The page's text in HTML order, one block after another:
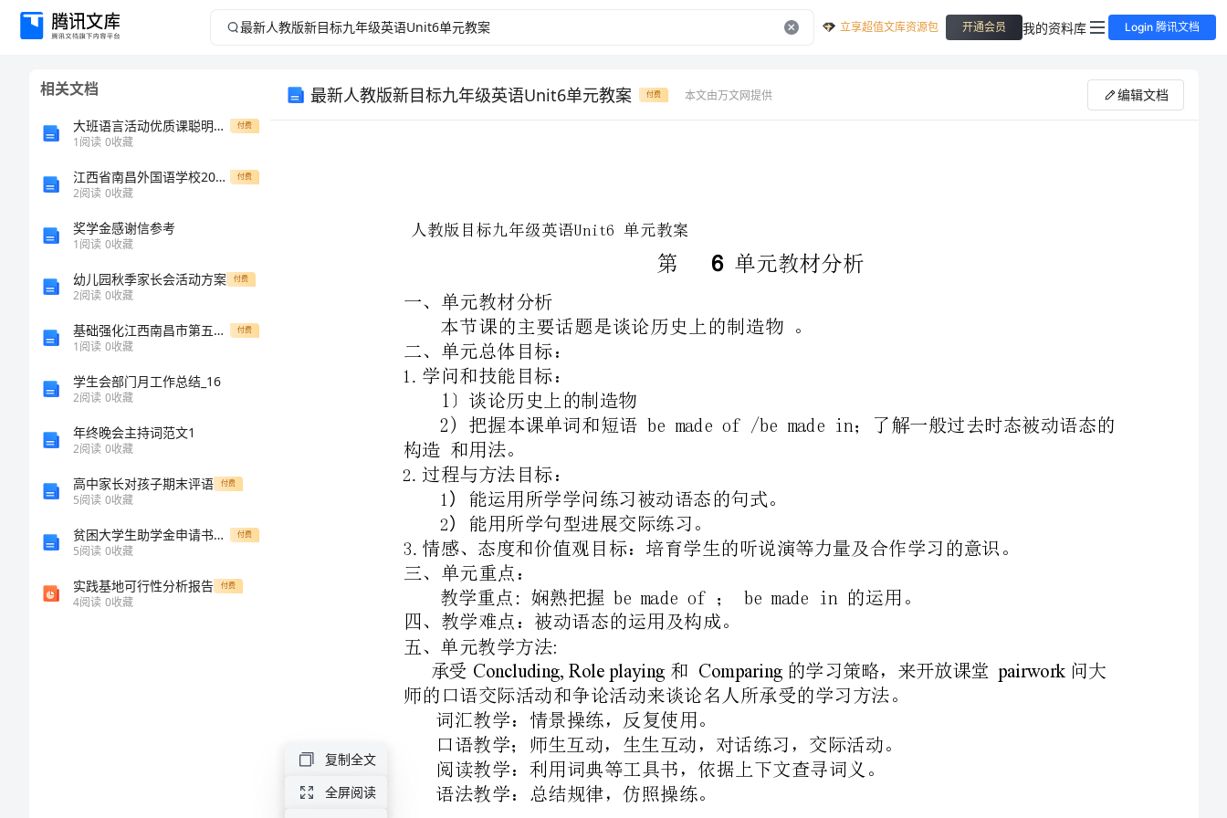
最
Unit6
立享超值文库资源包 开通会员 我的资料库 Login 腾讯文档
相关文档
大班语言活动优质课聪明的乌龟教案反思 付费
1阅读 0收藏
江西省南昌外国语学校2024年物理高一上册期末综合测试模拟试题含解析 付费
2阅读 0收藏
奖学金感谢信参考
1阅读 0收藏
幼儿园秋季家长会活动方案 付费
2阅读 0收藏
基础强化江西南昌市第五中学实验学校数学人教版七年级下册数据的收集、整理与描述综合练习试卷（解析版含答案） 付费
1阅读 0收藏
学生会部门月工作总结_16
2阅读 0收藏
年终晚会主持词范文1
2阅读 0收藏
高中家长对孩子期末评语 付费
5阅读 0收藏
贫困大学生助学金申请书范文 付费
5阅读 0收藏
实践基地可行性分析报告 付费
4阅读 0收藏
最新人教版新目标九年级英语Unit6单元教案 付费 本文由万文网提供 编辑文档
1.
2.
1）
2）
3.
Concluding,Role
承受
人教版目标九年级英语 单元教案
Unit6
把握本课单词和短语
构造和用法。
过程与方法目标：
能运用所学学问练习被动语态的句式。
三、单元重点：
bemadeof
教学重点:娴熟把握
:
五、单元教学方法
复制全文
全屏阅读